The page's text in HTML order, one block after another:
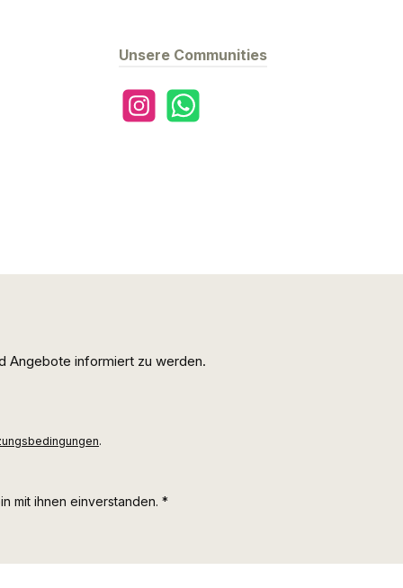
Unsere Communities
InstagramWhatsApp
Angebote informiert zu werden.
.
mit ihnen einverstanden. *